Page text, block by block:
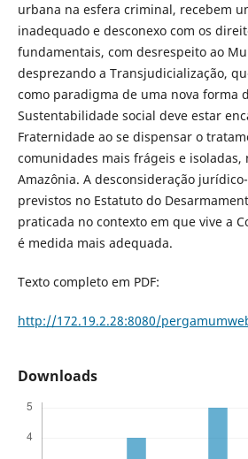
urbana na esfera criminal, recebem
inadequado e desconexo com os
fundamentais, com des­respeito ao
desprezando a Transjudicialização,
como paradigma de uma nova forma
Susten­tabilidade social deve estar
Fraternidade ao se dispensar o
comunidades mais frágeis e isoladas,
Amazônia. A desconsideração
previstos no Esta­tuto do
praticada no contexto em que vive a
é medida mais adequada.
Texto completo em PDF:
http://172.19.2.28:8080/
Downloads